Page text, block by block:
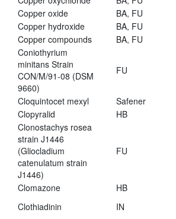
Copper oxide
BA, FU
Copper hydroxide
BA, FU
Copper compounds
BA, FU
Coniothyrium
minitans Strain
CON/M/91-08 (DSM
9660)
FU
Cloquintocet mexyl Safener
Clopyralid
HB
Clonostachys rosea
strain J1446
(Gliocladium
catenulatum strain
J1446)
FU
Clomazone HB
Clothiadinin
IN